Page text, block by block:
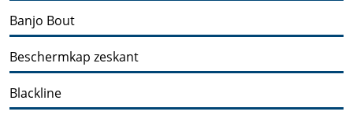
Banjo Bout
Beschermkap zeskant
Blackline